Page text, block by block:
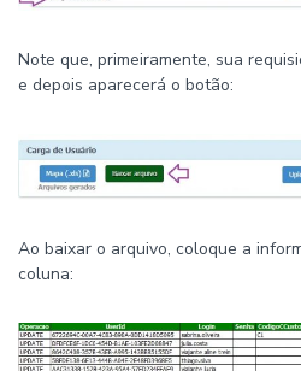
Note que, primeiramente, sua
e depois aparecerá o botão:
Ao baixar o arquivo, coloque a
coluna: